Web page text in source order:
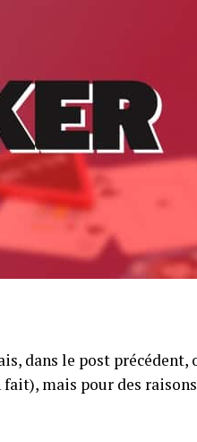
dans le post précédent,
mais pour des